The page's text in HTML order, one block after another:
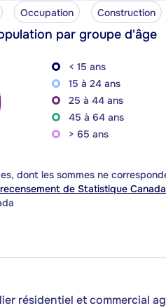
Occupation Construction
par groupe d'âge
< 15 ans
15 à 24 ans
25 à 44 ans
45 à 64 ans
> 65 ans
dont les sommes ne
de Statistique
résidentiel et commercial